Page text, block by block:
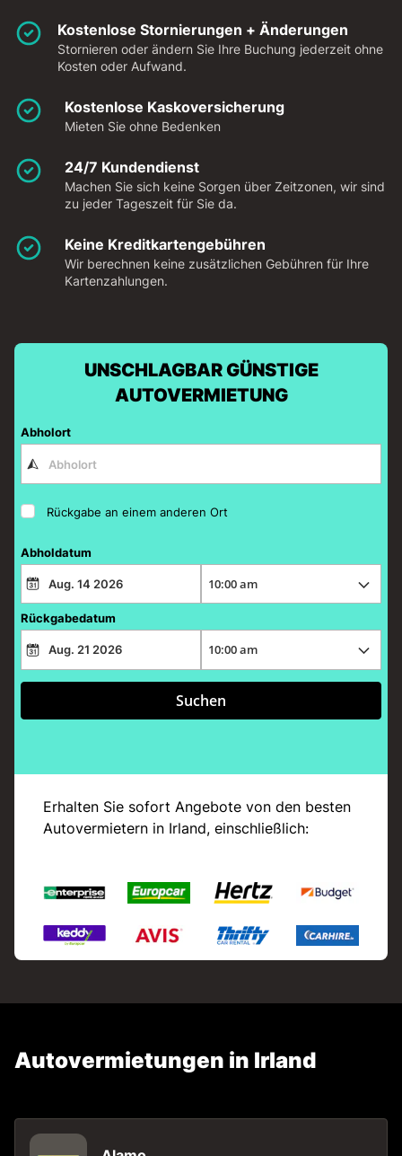
Kostenlose Stornierungen + Änderungen
Stornieren oder ändern Sie Ihre Buchung jederzeit ohne
Kosten oder Aufwand.
Kostenlose Kaskoversicherung
Mieten Sie ohne Bedenken
24/7 Kundendienst
Machen Sie sich keine Sorgen über Zeitzonen, wir sind
zu jeder Tageszeit für Sie da.
Keine Kreditkartengebühren
Wir berechnen keine zusätzlichen Gebühren für Ihre
Kartenzahlungen.
UNSCHLAGBAR GÜNSTIGE
AUTOVERMIETUNG
Abholort
Rückgabe an einem anderen Ort
Abholdatum
Rückgabedatum
Suchen
Erhalten Sie sofort Angebote von den besten
Autovermietern in Irland, einschließlich:
Autovermietungen in Irland